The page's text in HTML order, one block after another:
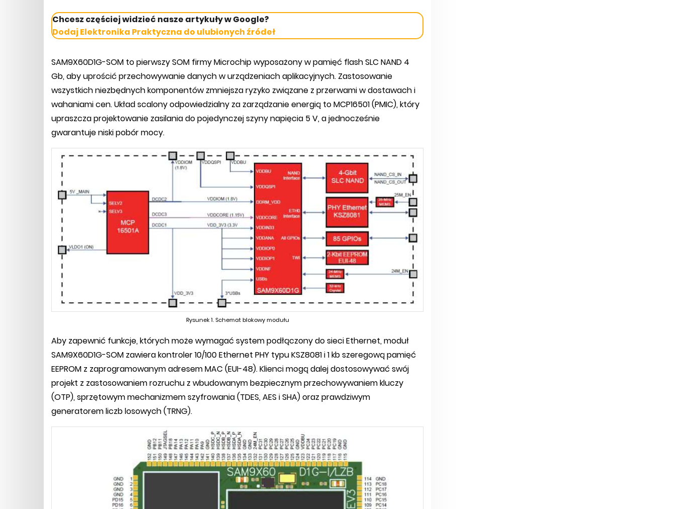
Chcesz częściej widzieć nasze artykuły w Google?
Dodaj Elektronika Praktyczna do ulubionych źródeł
SAM9X60D1G-SOM to pierwszy SOM firmy Microchip wyposażony w pamięć flash SLC NAND 4
Gb, aby uprościć przechowywanie danych w urządzeniach aplikacyjnych. Zastosowanie
wszystkich niezbędnych komponentów zmniejsza ryzyko związane z przerwami w dostawach i
wahaniami cen. Układ scalony odpowiedzialny za zarządzanie energią to MCP16501 (PMIC), który
upraszcza projektowanie zasilania do pojedynczej szyny napięcia 5 V, a jednocześnie
gwarantuje niski pobór mocy.
Rysunek 1. Schemat blokowy modułu
Aby zapewnić funkcje, których może wymagać system podłączony do sieci Ethernet, moduł
SAM9X60D1G-SOM zawiera kontroler 10/100 Ethernet PHY typu KSZ8081 i 1 kb szeregową pamięć
EEPROM z zaprogramowanym adresem MAC (EUI-48). Klienci mogą dalej dostosowywać swój
projekt z zastosowaniem rozruchu z wbudowanym bezpiecznym przechowywaniem kluczy
(OTP), sprzętowym mechanizmem szyfrowania (TDES, AES i SHA) oraz prawdziwym
generatorem liczb losowych (TRNG).